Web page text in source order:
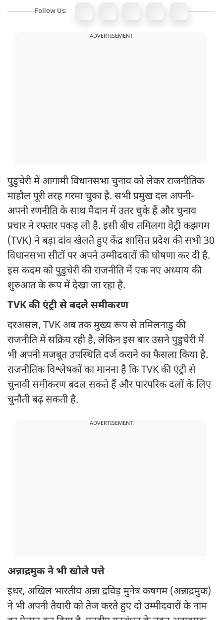
Follow Us:
ADVERTISEMENT
पुडुचेरी में आगामी विधानसभा चुनाव को लेकर राजनीतिक
माहौल पूरी तरह गरमा चुका है. सभी प्रमुख दल अपनी-
अपनी रणनीति के साथ मैदान में उतर चुके हैं और चुनाव
प्रचार ने रफ्तार पकड़ ली है. इसी बीच तमिलगा वेट्री कझगम
(TVK) ने बड़ा दांव खेलते हुए केंद्र शासित प्रदेश की सभी 30
विधानसभा सीटों पर अपने उम्मीदवारों की घोषणा कर दी है.
इस कदम को पुडुचेरी की राजनीति में एक नए अध्याय की
शुरुआत के रूप में देखा जा रहा है.
TVK की एंट्री से बदले समीकरण
दरअसल, TVK अब तक मुख्य रूप से तमिलनाडु की
राजनीति में सक्रिय रही है, लेकिन इस बार उसने पुडुचेरी में
भी अपनी मजबूत उपस्थिति दर्ज कराने का फैसला किया है.
राजनीतिक विश्लेषकों का मानना है कि TVK की एंट्री से
चुनावी समीकरण बदल सकते हैं और पारंपरिक दलों के लिए
चुनौती बढ़ सकती है.
ADVERTISEMENT
अन्नाद्रमुक ने भी खोले पत्ते
इधर, अखिल भारतीय अन्ना द्रविड़ मुनेत्र कषगम (अन्नाद्रमुक)
ने भी अपनी तैयारी को तेज करते हुए दो उम्मीदवारों के नाम